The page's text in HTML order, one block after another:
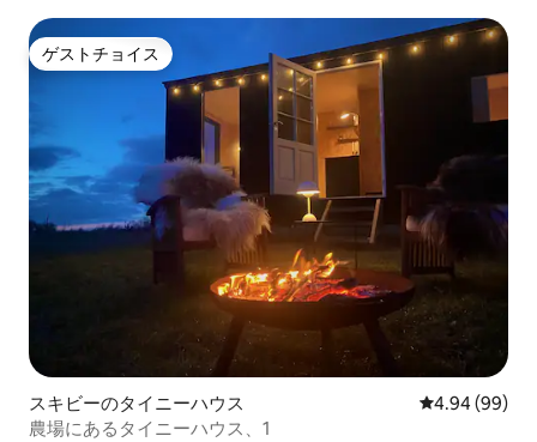
ゲストチョイス
ゲストチョイス
スキビーのタイニーハウス レビュー99件
4.94 (99)
農場にあるタイニーハウス、1